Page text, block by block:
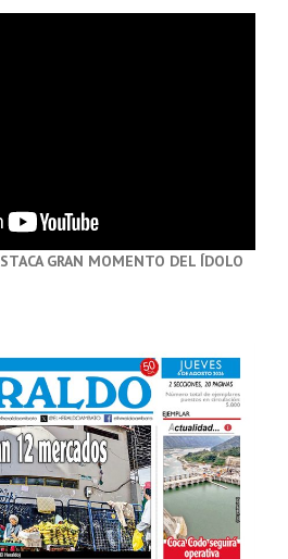
GRAN MOMENTO DEL ÍDOLO